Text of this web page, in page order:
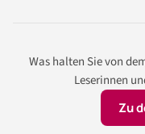
Was halten Sie von
Leserinnen
Zu